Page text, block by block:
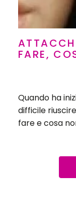
FARE,
Quando ha
difficile
fare e cosa